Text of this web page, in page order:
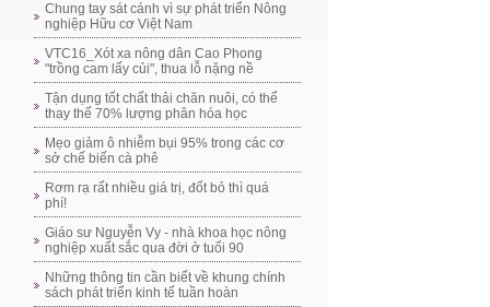
Chung tay sát cánh vì sự phát triển Nông
nghiệp Hữu cơ Việt Nam
VTC16_Xót xa nông dân Cao Phong
"trồng cam lấy củi", thua lỗ nặng nề
Tận dụng tốt chất thải chăn nuôi, có thể
thay thế 70% lượng phân hóa học
Mẹo giảm ô nhiễm bụi 95% trong các cơ
sở chế biến cà phê
Rơm rạ rất nhiều giá trị, đốt bỏ thì quá
phí!
Giáo sư Nguyễn Vy - nhà khoa học nông
nghiệp xuất sắc qua đời ở tuổi 90
Những thông tin cần biết về khung chính
sách phát triển kinh tế tuần hoàn